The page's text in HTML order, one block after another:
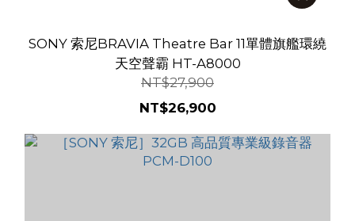
SONY 索尼BRAVIA Theatre Bar 11單體旗艦環繞
天空聲霸 HT-A8000
NT$27,900
NT$26,900